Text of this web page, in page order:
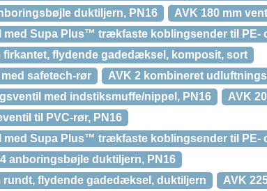
duktiljern, PN16
AVK 180 mm
med Supa Plus™ trækfaste koblingsender til PE-
firkantet, flydende gadedæksel, komposit, sort
safetech-rør
AVK 2 kombineret
med indstiksmuffe/nippel, PN16
AVK
til PVC-rør, PN16
med Supa Plus™ trækfaste koblingsender til PE-
anboringsbøjle duktiljern, PN16
rundt, flydende gadedæksel, duktiljern
AVK